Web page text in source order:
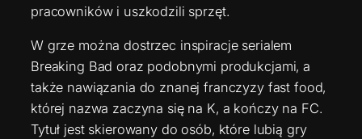
pracowników i uszkodzili sprzęt.
W grze można dostrzec inspiracje serialem
Breaking Bad oraz podobnymi produkcjami, a
także nawiązania do znanej franczyzy fast food,
której nazwa zaczyna się na K, a kończy na FC.
Tytuł jest skierowany do osób, które lubią gry